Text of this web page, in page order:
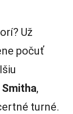
Už
počuť
Smitha,
turné.